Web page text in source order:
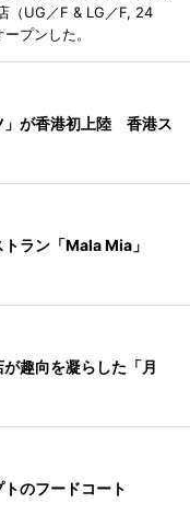
（UG／F & LG／F, 24
プンした。
」が香港初上陸 香港ス
トラン「Mala Mia」
趣向を凝らした「月
のフードコート